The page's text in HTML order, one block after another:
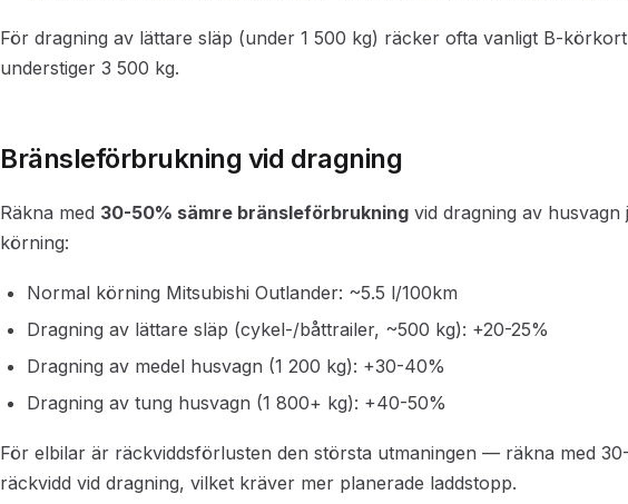
För dragning av lättare släp (under 1 500 kg) räcker ofta vanligt B-
understiger 3 500 kg.
Bränsleförbrukning vid dragning
Räkna med 30-50% sämre bränsleförbrukning vid dragning av
körning:
Normal körning Mitsubishi Outlander: ~5.5 l/100km
Dragning av lättare släp (cykel-/båttrailer, ~500 kg): +20-25%
Dragning av medel husvagn (1 200 kg): +30-40%
Dragning av tung husvagn (1 800+ kg): +40-50%
För elbilar är räckviddsförlusten den största utmaningen — räkna med
räckvidd vid dragning, vilket kräver mer planerade laddstopp.